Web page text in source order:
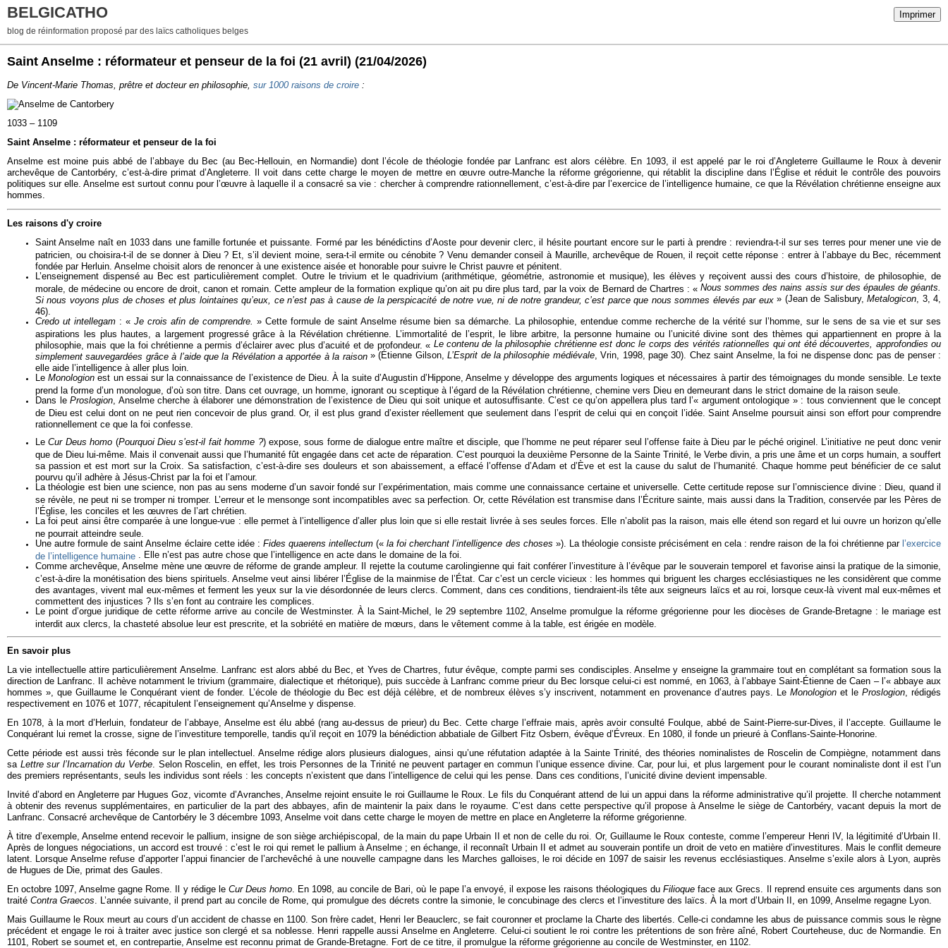
Imprimer
BELGICATHO
blog de réinformation proposé par des laïcs catholiques belges
Saint Anselme : réformateur et penseur de la foi (21 avril) (21/04/2026)
De Vincent-Marie Thomas, prêtre et docteur en philosophie, sur 1000 raisons de croire :
1033 – 1109
Saint Anselme : réformateur et penseur de la foi
Anselme est moine puis abbé de l’abbaye du Bec (au Bec-Hellouin, en Normandie) dont l’école de théologie fondée par Lanfranc est alors célèbre. En 1093, il est appelé par le roi d’Angleterre Guillaume le Roux à devenir
archevêque de Cantorbéry, c’est-à-dire primat d’Angleterre. Il voit dans cette charge le moyen de mettre en œuvre outre-Manche la réforme grégorienne, qui rétablit la discipline dans l’Église et réduit le contrôle des pouvoirs
politiques sur elle. Anselme est surtout connu pour l’œuvre à laquelle il a consacré sa vie : chercher à comprendre rationnellement, c’est-à-dire par l’exercice de l’intelligence humaine, ce que la Révélation chrétienne enseigne aux
hommes.
Les raisons d'y croire
Saint Anselme naît en 1033 dans une famille fortunée et puissante. Formé par les bénédictins d’Aoste pour devenir clerc, il hésite pourtant encore sur le parti à prendre : reviendra-t-il sur ses terres pour mener une vie de
patricien, ou choisira-t-il de se donner à Dieu ? Et, s’il devient moine, sera-t-il ermite ou cénobite ? Venu demander conseil à Maurille, archevêque de Rouen, il reçoit cette réponse : entrer à l’abbaye du Bec, récemment
fondée par Herluin. Anselme choisit alors de renoncer à une existence aisée et honorable pour suivre le Christ pauvre et pénitent.
L’enseignement dispensé au Bec est particulièrement complet. Outre le trivium et le quadrivium (arithmétique, géométrie, astronomie et musique), les élèves y reçoivent aussi des cours d’histoire, de philosophie, de
morale, de médecine ou encore de droit, canon et romain. Cette ampleur de la formation explique qu’on ait pu dire plus tard, par la voix de Bernard de Chartres : «Nous sommes des nains assis sur des épaules de géants.
Si nous voyons plus de choses et plus lointaines qu’eux, ce n’est pas à cause de la perspicacité de notre vue, ni de notre grandeur, c’est parce que nous sommes élevés par eux » (Jean de Salisbury,Metalogicon, 3, 4,
46).
Credo ut intellegam : «Je crois afin de comprendre. » Cette formule de saint Anselme résume bien sa démarche. La philosophie, entendue comme recherche de la vérité sur l’homme, sur le sens de sa vie et sur ses
aspirations les plus hautes, a largement progressé grâce à la Révélation chrétienne. L’immortalité de l’esprit, le libre arbitre, la personne humaine ou l’unicité divine sont des thèmes qui appartiennent en propre à la
philosophie, mais que la foi chrétienne a permis d’éclairer avec plus d’acuité et de profondeur. « Le contenu de la philosophie chrétienne est donc le corps des vérités rationnelles qui ont été découvertes, approfondies ou
simplement sauvegardées grâce à l’aide que la Révélation a apportée à la raison » (Étienne Gilson,L’Esprit de la philosophie médiévale, Vrin, 1998, page 30). Chez saint Anselme, la foi ne dispense donc pas de penser :
elle aide l’intelligence à aller plus loin.
LeMonologion est un essai sur la connaissance de l’existence de Dieu. À la suite d’Augustin d’Hippone, Anselme y développe des arguments logiques et nécessaires à partir des témoignages du monde sensible. Le texte
prend la forme d’un monologue, d’où son titre. Dans cet ouvrage, un homme, ignorant ou sceptique à l’égard de la Révélation chrétienne, chemine vers Dieu en demeurant dans le strict domaine de la raison seule.
Dans leProslogion, Anselme cherche à élaborer une démonstration de l’existence de Dieu qui soit unique et autosuffisante. C’est ce qu’on appellera plus tard l’« argument ontologique » : tous conviennent que le concept
de Dieu est celui dont on ne peut rien concevoir de plus grand. Or, il est plus grand d’exister réellement que seulement dans l’esprit de celui qui en conçoit l’idée. Saint Anselme poursuit ainsi son effort pour comprendre
rationnellement ce que la foi confesse.
LeCur Deus homo (Pourquoi Dieu s’est-il fait homme ?) expose, sous forme de dialogue entre maître et disciple, que l’homme ne peut réparer seul l’offense faite à Dieu par le péché originel. L’initiative ne peut donc venir
que de Dieu lui-même. Mais il convenait aussi que l’humanité fût engagée dans cet acte de réparation. C’est pourquoi la deuxième Personne de la Sainte Trinité, le Verbe divin, a pris une âme et un corps humain, a souffert
sa passion et est mort sur la Croix. Sa satisfaction, c’est-à-dire ses douleurs et son abaissement, a effacé l’offense d’Adam et d’Ève et est la cause du salut de l’humanité. Chaque homme peut bénéficier de ce salut
pourvu qu’il adhère à Jésus-Christ par la foi et l’amour.
La théologie est bien une science, non pas au sens moderne d’un savoir fondé sur l’expérimentation, mais comme une connaissance certaine et universelle. Cette certitude repose sur l’omniscience divine : Dieu, quand il
se révèle, ne peut ni se tromper ni tromper. L’erreur et le mensonge sont incompatibles avec sa perfection. Or, cette Révélation est transmise dans l’Écriture sainte, mais aussi dans la Tradition, conservée par les Pères de
l’Église, les conciles et les œuvres de l’art chrétien.
La foi peut ainsi être comparée à une longue-vue : elle permet à l’intelligence d’aller plus loin que si elle restait livrée à ses seules forces. Elle n’abolit pas la raison, mais elle étend son regard et lui ouvre un horizon qu’elle
ne pourrait atteindre seule.
Une autre formule de saint Anselme éclaire cette idée : Fides quaerens intellectum («la foi cherchant l’intelligence des choses »). La théologie consiste précisément en cela : rendre raison de la foi chrétienne par l’exercice
de l’intelligence humaine . Elle n’est pas autre chose que l’intelligence en acte dans le domaine de la foi.
Comme archevêque, Anselme mène une œuvre de réforme de grande ampleur. Il rejette la coutume carolingienne qui fait conférer l’investiture à l’évêque par le souverain temporel et favorise ainsi la pratique de la simonie,
c’est-à-dire la monétisation des biens spirituels. Anselme veut ainsi libérer l’Église de la mainmise de l’État. Car c’est un cercle vicieux : les hommes qui briguent les charges ecclésiastiques ne les considèrent que comme
des avantages, vivent mal eux-mêmes et ferment les yeux sur la vie désordonnée de leurs clercs. Comment, dans ces conditions, tiendraient-ils tête aux seigneurs laïcs et au roi, lorsque ceux-là vivent mal eux-mêmes et
commettent des injustices ? Ils s’en font au contraire les complices.
Le point d’orgue juridique de cette réforme arrive au concile de Westminster. À la Saint-Michel, le 29 septembre 1102, Anselme promulgue la réforme grégorienne pour les diocèses de Grande-Bretagne : le mariage est
interdit aux clercs, la chasteté absolue leur est prescrite, et la sobriété en matière de mœurs, dans le vêtement comme à la table, est érigée en modèle.
En savoir plus
La vie intellectuelle attire particulièrement Anselme. Lanfranc est alors abbé du Bec, et Yves de Chartres, futur évêque, compte parmi ses condisciples. Anselme y enseigne la grammaire tout en complétant sa formation sous la
direction de Lanfranc. Il achève notamment le trivium (grammaire, dialectique et rhétorique), puis succède à Lanfranc comme prieur du Bec lorsque celui-ci est nommé, en 1063, à l’abbaye Saint-Étienne de Caen – l’« abbaye aux
hommes », que Guillaume le Conquérant vient de fonder. L’école de théologie du Bec est déjà célèbre, et de nombreux élèves s’y inscrivent, notamment en provenance d’autres pays. Le Monologionet le Proslogion, rédigés
respectivement en 1076 et 1077, récapitulent l’enseignement qu’Anselme y dispense.
En 1078, à la mort d’Herluin, fondateur de l’abbaye, Anselme est élu abbé (rang au-dessus de prieur) du Bec. Cette charge l’effraie mais, après avoir consulté Foulque, abbé de Saint-Pierre-sur-Dives, il l’accepte. Guillaume le
Conquérant lui remet la crosse, signe de l’investiture temporelle, tandis qu’il reçoit en 1079 la bénédiction abbatiale de Gilbert Fitz Osbern, évêque d’Évreux. En 1080, il fonde un prieuré à Conflans-Sainte-Honorine.
Cette période est aussi très féconde sur le plan intellectuel. Anselme rédige alors plusieurs dialogues, ainsi qu’une réfutation adaptée à la Sainte Trinité, des théories nominalistes de Roscelin de Compiègne, notamment dans
sa Lettre sur l’Incarnation du Verbe. Selon Roscelin, en effet, les trois Personnes de la Trinité ne peuvent partager en commun l’unique essence divine. Car, pour lui, et plus largement pour le courant nominaliste dont il est l’un
des premiers représentants, seuls les individus sont réels : les concepts n’existent que dans l’intelligence de celui qui les pense. Dans ces conditions, l’unicité divine devient impensable.
Invité d’abord en Angleterre par Hugues Goz, vicomte d’Avranches, Anselme rejoint ensuite le roi Guillaume le Roux. Le fils du Conquérant attend de lui un appui dans la réforme administrative qu’il projette. Il cherche notamment
à obtenir des revenus supplémentaires, en particulier de la part des abbayes, afin de maintenir la paix dans le royaume. C’est dans cette perspective qu’il propose à Anselme le siège de Cantorbéry, vacant depuis la mort de
Lanfranc. Consacré archevêque de Cantorbéry le 3 décembre 1093, Anselme voit dans cette charge le moyen de mettre en place en Angleterre la réforme grégorienne.
À titre d’exemple, Anselme entend recevoir le pallium, insigne de son siège archiépiscopal, de la main du pape Urbain II et non de celle du roi. Or, Guillaume le Roux conteste, comme l’empereur Henri IV, la légitimité d’Urbain II.
Après de longues négociations, un accord est trouvé : c’est le roi qui remet le pallium à Anselme ; en échange, il reconnaît Urbain II et admet au souverain pontife un droit de veto en matière d’investitures. Mais le conflit demeure
latent. Lorsque Anselme refuse d’apporter l’appui financier de l’archevêché à une nouvelle campagne dans les Marches galloises, le roi décide en 1097 de saisir les revenus ecclésiastiques. Anselme s’exile alors à Lyon, auprès
de Hugues de Die, primat des Gaules.
En octobre 1097, Anselme gagne Rome. Il y rédige le Cur Deus homo. En 1098, au concile de Bari, où le pape l’a envoyé, il expose les raisons théologiques duFilioque face aux Grecs. Il reprend ensuite ces arguments dans son
traité Contra Graecos. L’année suivante, il prend part au concile de Rome, qui promulgue des décrets contre la simonie, le concubinage des clercs et l’investiture des laïcs. À la mort d’Urbain II, en 1099, Anselme regagne Lyon.
Mais Guillaume le Roux meurt au cours d’un accident de chasse en 1100. Son frère cadet, Henri Ier Beauclerc, se fait couronner et proclame la Charte des libertés. Celle-ci condamne les abus de puissance commis sous le règne
précédent et engage le roi à traiter avec justice son clergé et sa noblesse. Henri rappelle aussi Anselme en Angleterre. Celui-ci soutient le roi contre les prétentions de son frère aîné, Robert Courteheuse, duc de Normandie. En
1101, Robert se soumet et, en contrepartie, Anselme est reconnu primat de Grande-Bretagne. Fort de ce titre, il promulgue la réforme grégorienne au concile de Westminster, en 1102.